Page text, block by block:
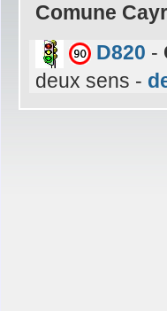
Comune
D820 -
deux sens -